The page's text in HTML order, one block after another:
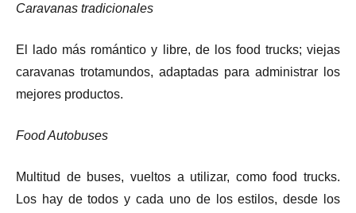
Caravanas tradicionales
El lado más romántico y libre, de los food trucks; viejas
caravanas trotamundos, adaptadas para administrar los
mejores productos.
Food Autobuses
Multitud de buses, vueltos a utilizar, como food trucks.
Los hay de todos y cada uno de los estilos, desde los